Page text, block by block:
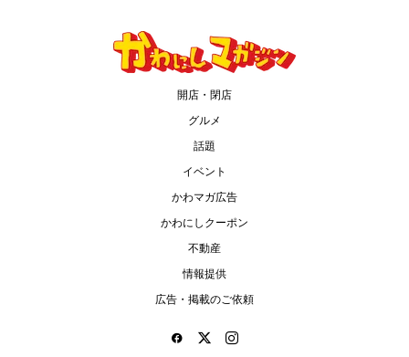
開店・閉店
グルメ
話題
イベント
かわマガ広告
かわにしクーポン
不動産
情報提供
広告・掲載のご依頼